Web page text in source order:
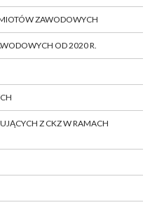
ZAWODOWYCH
OD 2020 R.
Z CKZ W RAMACH